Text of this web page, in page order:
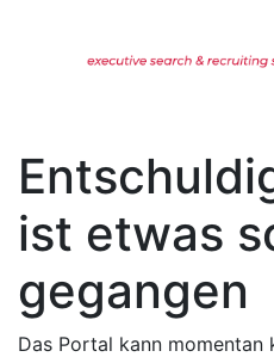
ist etwas
gegangen
Das Portal kann momentan